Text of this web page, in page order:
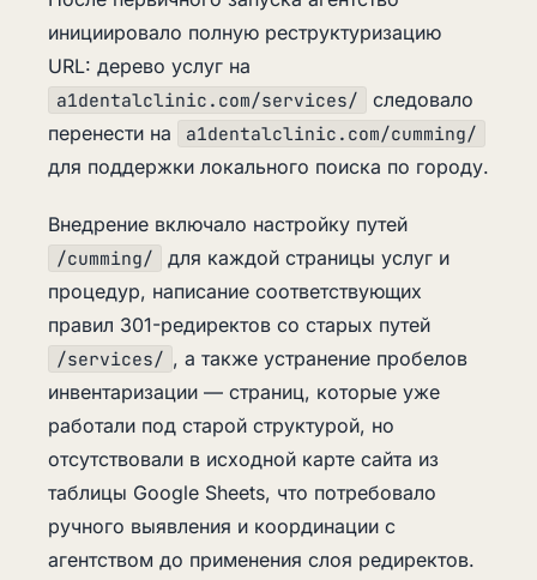
инициировало полную реструктуризацию
URL: дерево услуг на
a1dentalclinic.com/services/
следовало
перенести на
a1dentalclinic.com/cumming/
для поддержки локального поиска по городу.
Внедрение включало настройку путей
/cumming/
для каждой страницы услуг и
процедур, написание соответствующих
правил 301-редиректов со старых путей
/services/ , а также устранение пробелов
инвентаризации — страниц, которые уже
работали под старой структурой, но
отсутствовали в исходной карте сайта из
таблицы Google Sheets, что потребовало
ручного выявления и координации с
агентством до применения слоя редиректов.